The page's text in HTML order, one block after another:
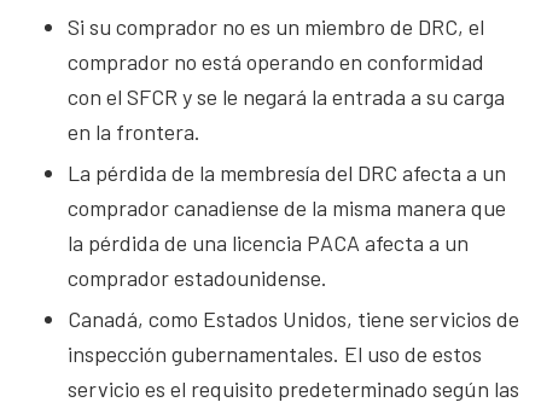
Si su comprador no es un miembro de DRC, el
comprador no está operando en conformidad
con el SFCR y se le negará la entrada a su carga
en la frontera.
La pérdida de la membresía del DRC afecta a un
comprador canadiense de la misma manera que
la pérdida de una licencia PACA afecta a un
comprador estadounidense.
Canadá, como Estados Unidos, tiene servicios de
inspección gubernamentales. El uso de estos
servicio es el requisito predeterminado según las